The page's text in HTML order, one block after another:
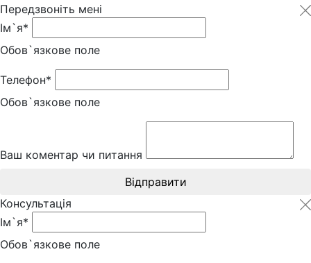
Передзвоніть мені
Ім`я*
Обов`язкове поле
Телефон*
Обов`язкове поле
Ваш коментар чи питання
Відправити
Консультація
Ім`я*
Обов`язкове поле